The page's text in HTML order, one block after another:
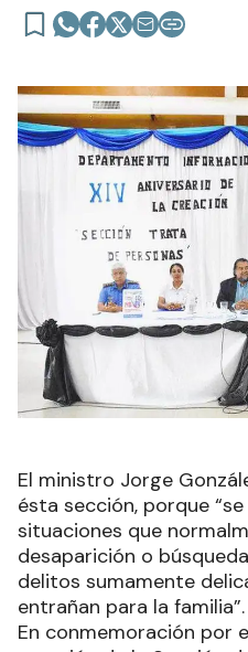
El ministro Jorge
ésta sección, porque
situaciones que
desaparición o
delitos sumamente
entrañan para la familia”.
En conmemoración por